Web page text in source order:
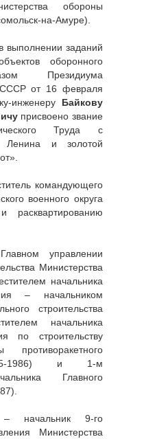
обороны
на-Амуре).
выполнении заданий
оборонного
Президиума
СССР от 16 февраля
инженеру Байкову
присвоено звание
Труда с
Ленина и золотой
командующего
военного округа
расквартированию
управлении
Министерства
начальника
– начальником
строительства
начальника
по строительству
1986) и 1-м
Главного
9-го
Министерства